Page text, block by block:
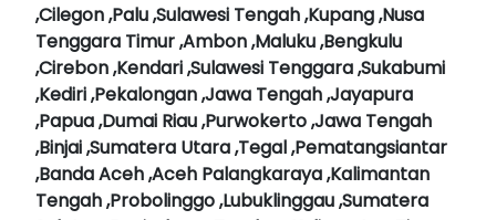
,Cilegon ,Palu ,Sulawesi Tengah ,Kupang ,Nusa
Tenggara Timur ,Ambon ,Maluku ,Bengkulu
,Cirebon ,Kendari ,Sulawesi Tenggara ,Sukabumi
,Kediri ,Pekalongan ,Jawa Tengah ,Jayapura
,Papua ,Dumai Riau ,Purwokerto ,Jawa Tengah
,Binjai ,Sumatera Utara ,Tegal ,Pematangsiantar
,Banda Aceh ,Aceh Palangkaraya ,Kalimantan
Tengah ,Probolinggo ,Lubuklinggau ,Sumatera